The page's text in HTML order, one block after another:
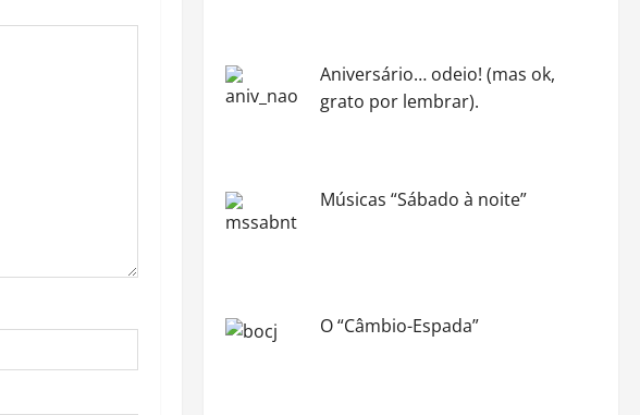
Aniversário… odeio! (mas ok,
grato por lembrar).
Músicas “Sábado à noite”
O “Câmbio-Espada”